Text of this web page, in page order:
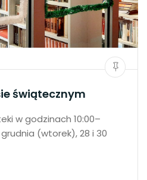
świątecznym
w godzinach 10:00–
grudnia (wtorek), 28 i 30